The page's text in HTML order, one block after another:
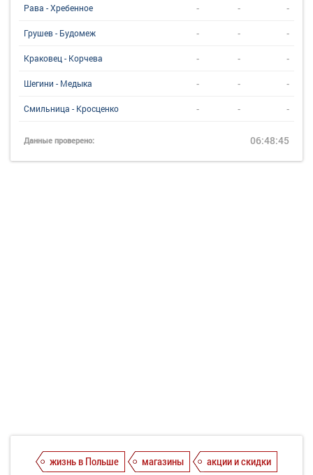
Рава - Хребенное - - -
Грушев - Будомеж - - -
Краковец - Корчева - - -
Шегини - Медыка - - -
Смильница - Кросценко - - -
Данные проверено: 06:48:45
жизнь в Польше магазины
акции и скидки